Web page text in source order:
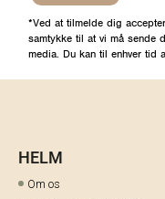
*Ved at tilmelde dig
samtykke til at vi må sende
media. Du kan til enhver tid
HELM
Om os